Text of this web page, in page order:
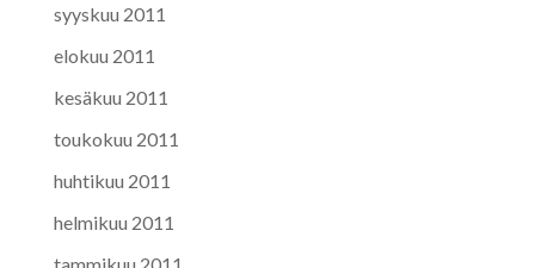
syyskuu 2011
elokuu 2011
kesäkuu 2011
toukokuu 2011
huhtikuu 2011
helmikuu 2011